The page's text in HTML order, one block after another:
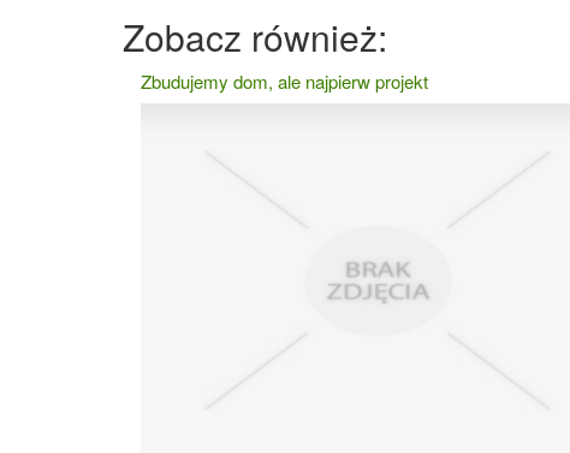
Zobacz również:
Zbudujemy dom, ale najpierw projekt